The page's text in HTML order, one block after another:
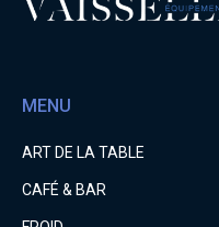
MENU
ART DE LA TABLE
CAFÉ & BAR